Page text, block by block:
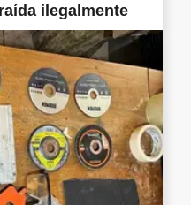
ilegalmente